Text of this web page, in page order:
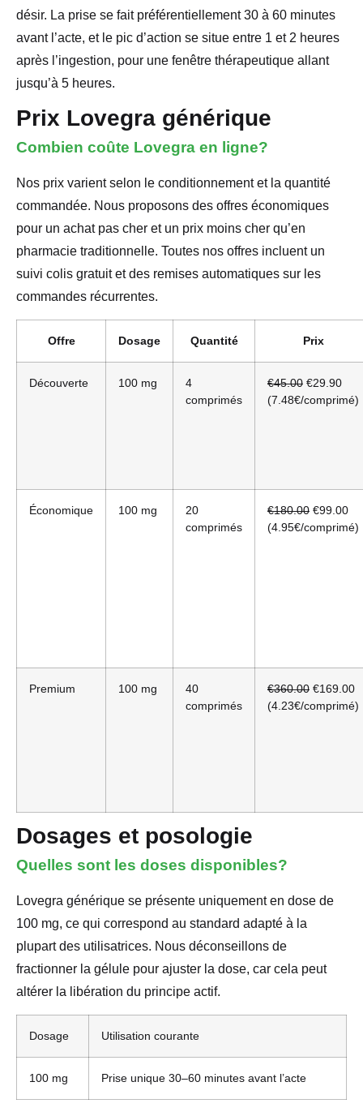
désir. La prise se fait préférentiellement 30 à 60 minutes
avant l’acte, et le pic d’action se situe entre 1 et 2 heures
après l’ingestion, pour une fenêtre thérapeutique allant
jusqu’à 5 heures.
Prix Lovegra générique
Combien coûte Lovegra en ligne?
Nos prix varient selon le conditionnement et la quantité
commandée. Nous proposons des offres économiques
pour un achat pas cher et un prix moins cher qu’en
pharmacie traditionnelle. Toutes nos offres incluent un
suivi colis gratuit et des remises automatiques sur les
commandes récurrentes.
Offre Dosage Quantité Prix
Découverte 100 mg
4
comprimés
€45.00 €29.90
(7.48€/comprimé)
Économique 100 mg
20
comprimés
€180.00 €99.00
(4.95€/comprimé)
Premium 100 mg
40
comprimés
€360.00 €169.00
(4.23€/comprimé)
Dosages et posologie
Quelles sont les doses disponibles?
Lovegra générique se présente uniquement en dose de
100 mg, ce qui correspond au standard adapté à la
plupart des utilisatrices. Nous déconseillons de
fractionner la gélule pour ajuster la dose, car cela peut
altérer la libération du principe actif.
Dosage Utilisation courante
100 mg Prise unique 30–60 minutes avant l’acte